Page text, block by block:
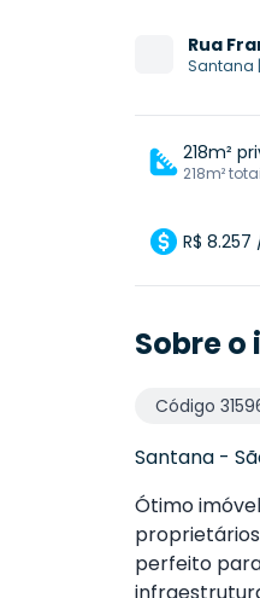
Rua
Santana |
218m²
218m²
R$ 8.257
Sobre o
Código
Santana -
Ótimo
perfeito